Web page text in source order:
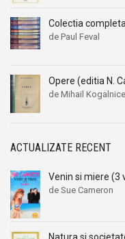
Colectia
de Paul Feval
Opere (editia N.
de Mihail
ACTUALIZATE RECENT
Venin si miere (3
de Sue Cameron
Natura si